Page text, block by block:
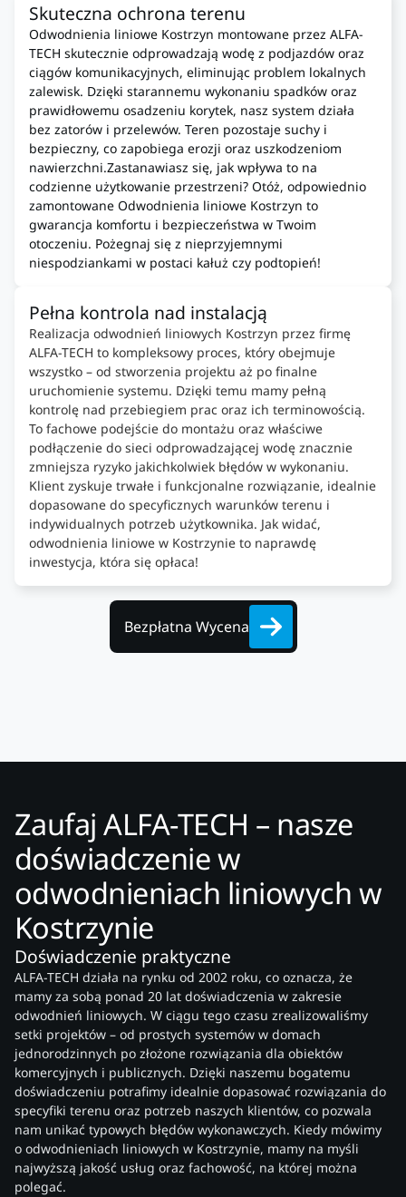
Skuteczna ochrona terenu
Odwodnienia liniowe Kostrzyn montowane przez ALFA-
TECH skutecznie odprowadzają wodę z podjazdów oraz
ciągów komunikacyjnych, eliminując problem lokalnych
zalewisk. Dzięki starannemu wykonaniu spadków oraz
prawidłowemu osadzeniu korytek, nasz system działa
bez zatorów i przelewów. Teren pozostaje suchy i
bezpieczny, co zapobiega erozji oraz uszkodzeniom
nawierzchni.Zastanawiasz się, jak wpływa to na
codzienne użytkowanie przestrzeni? Otóż, odpowiednio
zamontowane Odwodnienia liniowe Kostrzyn to
gwarancja komfortu i bezpieczeństwa w Twoim
otoczeniu. Pożegnaj się z nieprzyjemnymi
niespodziankami w postaci kałuż czy podtopień!
Pełna kontrola nad instalacją
Realizacja odwodnień liniowych Kostrzyn przez firmę
ALFA-TECH to kompleksowy proces, który obejmuje
wszystko – od stworzenia projektu aż po finalne
uruchomienie systemu. Dzięki temu mamy pełną
kontrolę nad przebiegiem prac oraz ich terminowością.
To fachowe podejście do montażu oraz właściwe
podłączenie do sieci odprowadzającej wodę znacznie
zmniejsza ryzyko jakichkolwiek błędów w wykonaniu.
Klient zyskuje trwałe i funkcjonalne rozwiązanie, idealnie
dopasowane do specyficznych warunków terenu i
indywidualnych potrzeb użytkownika. Jak widać,
odwodnienia liniowe w Kostrzynie to naprawdę
inwestycja, która się opłaca!
Bezpłatna Wycena
Zaufaj ALFA-TECH – nasze
doświadczenie w
odwodnieniach liniowych w
Kostrzynie
Doświadczenie praktyczne
ALFA-TECH działa na rynku od 2002 roku, co oznacza, że
mamy za sobą ponad 20 lat doświadczenia w zakresie
odwodnień liniowych. W ciągu tego czasu zrealizowaliśmy
setki projektów – od prostych systemów w domach
jednorodzinnych po złożone rozwiązania dla obiektów
komercyjnych i publicznych. Dzięki naszemu bogatemu
doświadczeniu potrafimy idealnie dopasować rozwiązania do
specyfiki terenu oraz potrzeb naszych klientów, co pozwala
nam unikać typowych błędów wykonawczych. Kiedy mówimy
o odwodnieniach liniowych w Kostrzynie, mamy na myśli
najwyższą jakość usług oraz fachowość, na której można
polegać.